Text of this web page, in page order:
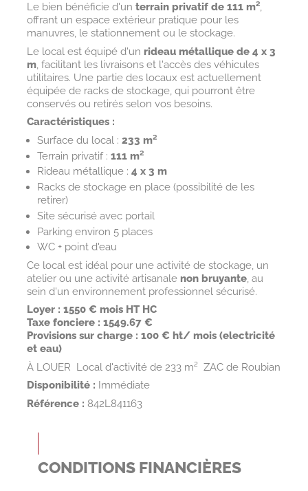
Le bien bénéficie d'un terrain privatif de 111 m²,
offrant un espace extérieur pratique pour les
manuvres, le stationnement ou le stockage.
Le local est équipé d'un rideau métallique de 4 x 3
m, facilitant les livraisons et l'accès des véhicules
utilitaires. Une partie des locaux est actuellement
équipée de racks de stockage, qui pourront être
conservés ou retirés selon vos besoins.
Caractéristiques :
Surface du local : 233 m²
Terrain privatif : 111 m²
Rideau métallique : 4 x 3 m
Racks de stockage en place (possibilité de les
retirer)
Site sécurisé avec portail
Parking environ 5 places
WC + point d'eau
Ce local est idéal pour une activité de stockage, un
atelier ou une activité artisanale non bruyante, au
sein d'un environnement professionnel sécurisé.
Loyer : 1550 € mois HT HC
Taxe fonciere : 1549.67 €
Provisions sur charge : 100 € ht/ mois (electricité
et eau)
À LOUER  Local d'activité de 233 m²  ZAC de Roubian
Disponibilité : Immédiate
Référence : 842L841163
CONDITIONS FINANCIÈRES